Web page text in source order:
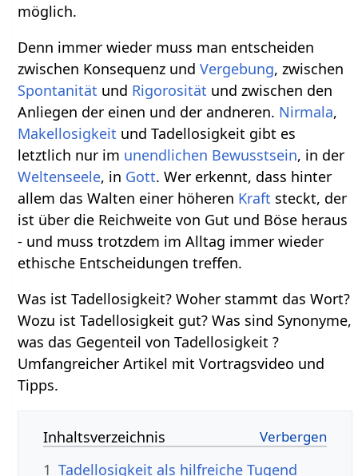
möglich.
Denn immer wieder muss man entscheiden
zwischen Konsequenz undVergebung, zwischen
Spontanität und Rigorosität und zwischen den
Anliegen der einen und der andneren. Nirmala,
Makellosigkeit und Tadellosigkeit gibt es
letztlich nur im unendlichen Bewusstsein, in der
Weltenseele, in Gott. Wer erkennt, dass hinter
allem das Walten einer höheren Kraft steckt, der
ist über die Reichweite von Gut und Böse heraus
- und muss trotzdem im Alltag immer wieder
ethische Entscheidungen treffen.
Was ist Tadellosigkeit? Woher stammt das Wort?
Wozu ist Tadellosigkeit gut? Was sind Synonyme,
was das Gegenteil von Tadellosigkeit ?
Umfangreicher Artikel mit Vortragsvideo und
Tipps.
Inhaltsverzeichnis
1 Tadellosigkeit als hilfreiche Tugend